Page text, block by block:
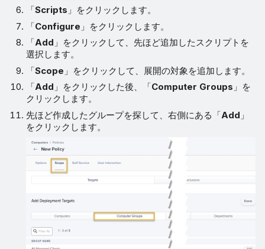
「Scripts 」をクリックします。
「Configure 」をクリックします。
「Add 」をクリックして、先ほど追加したスクリプトを
選択します。
「Scope 」をクリックして、展開の対象を追加します。
「Add 」をクリックした後、「Computer Groups 」を
クリックします。
先ほど作成したグループを探して、右側にある「Add 」
をクリックします。